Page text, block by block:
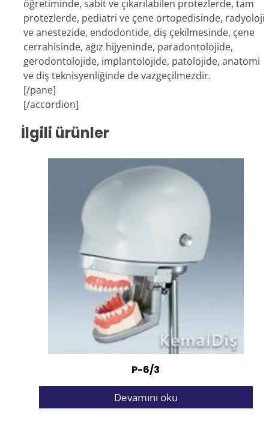
öğretiminde, sabit ve çıkarılabilen protezlerde, tam
protezlerde, pediatri ve çene ortopedisinde, radyoloji
ve anestezide, endodontide, diş çekilmesinde, çene
cerrahisinde, ağız hijyeninde, paradontolojide,
gerodontolojide, implantolojide, patolojide, anatomi
ve diş teknisyenliğinde de vazgeçilmezdir.
[/pane]
[/accordion]
İlgili ürünler
P-6/3
Devamını oku